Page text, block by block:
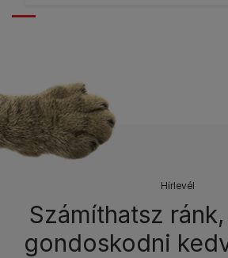
Hírlevél​
Számíthatsz
gondoskodni